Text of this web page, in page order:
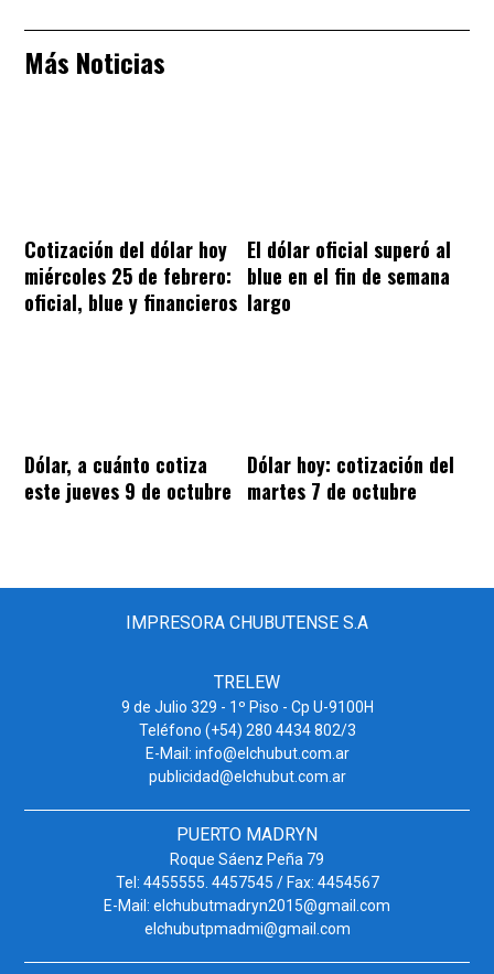
Más Noticias
Cotización del dólar hoy
miércoles 25 de febrero:
oficial, blue y financieros
El dólar oficial superó al
blue en el fin de semana
largo
Dólar, a cuánto cotiza
este jueves 9 de octubre
Dólar hoy: cotización del
martes 7 de octubre
IMPRESORA CHUBUTENSE S.A
TRELEW
9 de Julio 329 - 1º Piso - Cp U-9100H
Teléfono (+54) 280 4434 802/3
E-Mail: info@elchubut.com.ar
publicidad@elchubut.com.ar
PUERTO MADRYN
Roque Sáenz Peña 79
Tel: 4455555. 4457545 / Fax: 4454567
E-Mail: elchubutmadryn2015@gmail.com
elchubutpmadmi@gmail.com